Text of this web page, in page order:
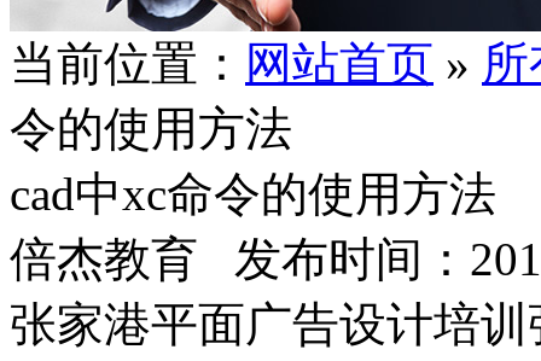
当前位置： 网站首页 »
令的使用方法
cad中xc命令的使用方法
倍杰教育 发布时间：
张家港平面广告设计培